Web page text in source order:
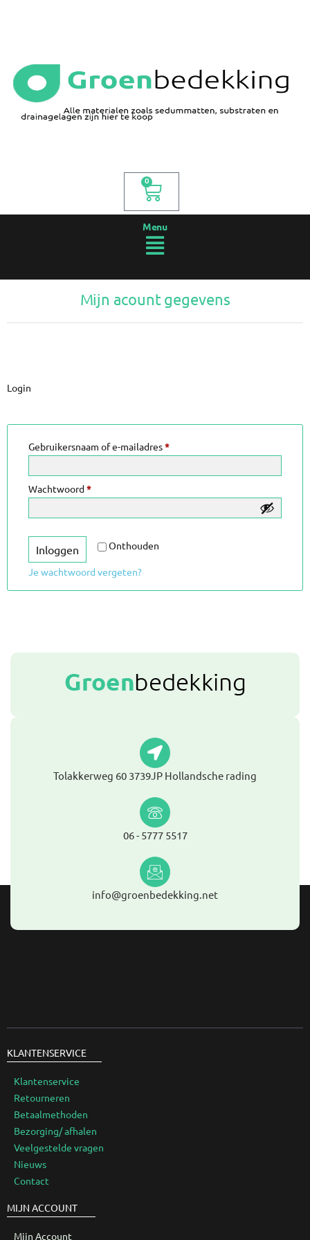
0
Menu
Mijn acount gegevens
Login
Gebruikersnaam of e-mailadres*
Wachtwoord*
Onthouden
Inloggen
Je wachtwoord vergeten?
Tolakkerweg 60 3739JP Hollandsche rading
06 - 5777 5517
info@groenbedekking.net
KLANTENSERVICE
Klantenservice
Retourneren
Betaalmethoden
Bezorging/ afhalen
Veelgestelde vragen
Nieuws
Contact
MIJN ACCOUNT
Mijn Account